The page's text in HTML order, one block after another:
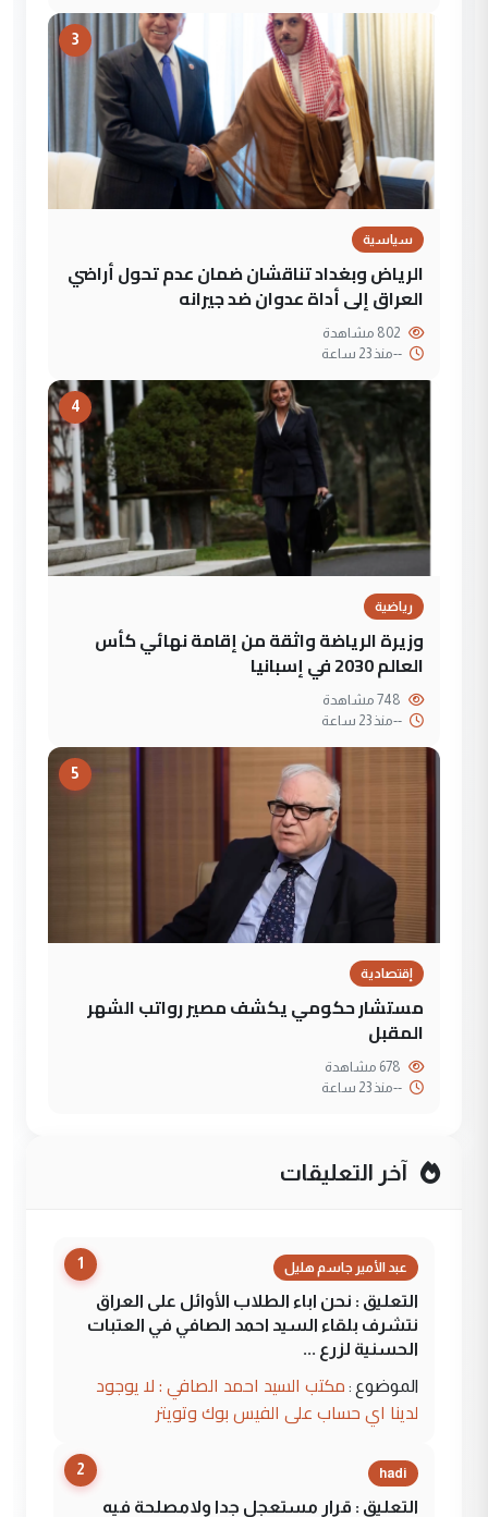
3
سياسية
الرياض وبغداد تناقشان ضمان عدم تحول أراضي
العراق إلى أداة عدوان ضد جيرانه
--منذ 23 ساعة
4
رياضية
وزيرة الرياضة واثقة من إقامة نهائي كأس
العالم 2030 في إسبانيا
--منذ 23 ساعة
5
إقتصادية
مستشار حكومي يكشف مصير رواتب الشهر
المقبل
--منذ 23 ساعة
آخر التعليقات
1 عبد الأمير جاسم هليل
التعليق : نحن اباء الطلاب الأوائل على العراق
نتشرف بلقاء السيد احمد الصافي في العتبات
الحسنية لزرع ...
الموضوع : مكتب السيد احمد الصافي : لا يوجود
لدينا اي حساب على الفيس بوك وتويتر
2 hadi
التعليق : قرار مستعجل جدا ولامصلحة فيه